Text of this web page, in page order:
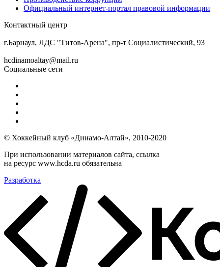
Официальный интернет-портал правовой информации
Контактный центр
г.Барнаул, ЛДС "Титов-Арена", пр-т Социалистический, 93
hcdinamoaltay@mail.ru
Социальные сети
© Хоккейный клуб «Динамо-Алтай», 2010-2020
При использовании материалов сайта, ссылка
на ресурс www.hcda.ru обязательна
Разработка